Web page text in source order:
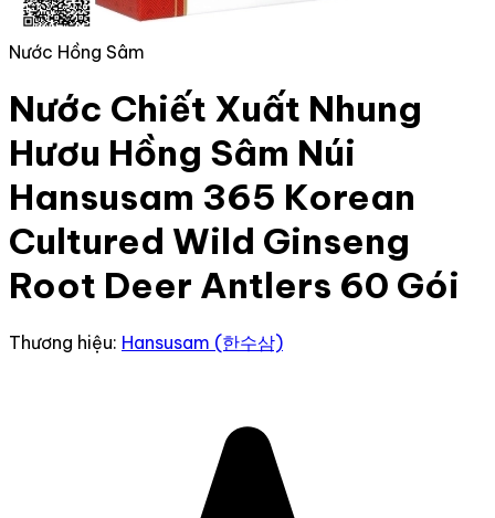
Nước Hồng Sâm
Nước Chiết Xuất Nhung
Hươu Hồng Sâm Núi
Hansusam 365 Korean
Cultured Wild Ginseng
Root Deer Antlers 60 Gói
Thương hiệu: Hansusam (한수삼)